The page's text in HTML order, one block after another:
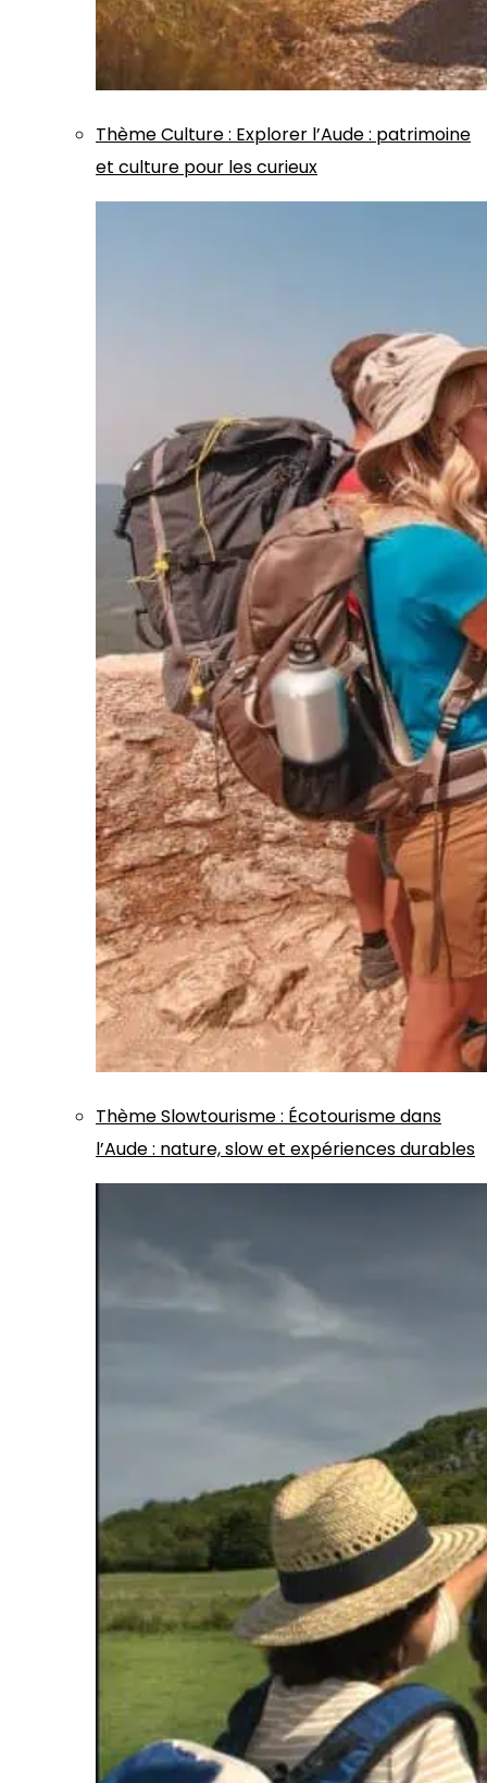
ThèmeCulture: Explorer l’Aude : patrimoine
et culture pour les curieux
ThèmeSlowtourisme: Écotourisme dans
l’Aude : nature, slow et expériences durables